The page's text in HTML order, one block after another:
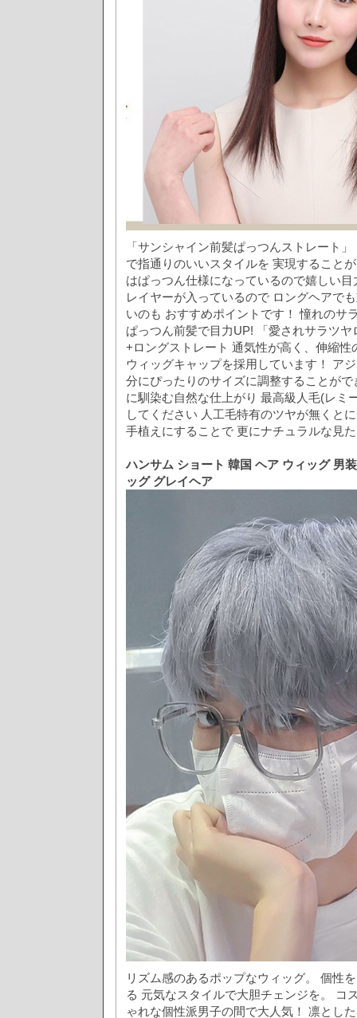
「サンシャイン前髪ぱっつんストレート
で指通りのいいスタイルを 実現すること
はぱっつん仕様になっているので嬉しい
レイヤーが入っているので ロングヘアで
いのも おすすめポイントです！ 憧れのサ
ぱっつん前髪で目力UP! 「愛されサラツ
+ロングストレート 通気性が高く、伸縮性
ウィッグキャップを採用しています！ ア
分にぴったりのサイズに調整することが
に馴染む自然な仕上がり 最高級人毛(レミ
してください 人工毛特有のツヤが無くと
手植えにすることで 更にナチュラルな見
ハンサム ショート 韓国 ヘア ウィッグ 男
ッグ グレイヘア
リズム感のあるポップなウィッグ。 個性
る 元気なスタイルで大胆チェンジを。 コ
ゃれな個性派男子の間で大人気！ 凛とし